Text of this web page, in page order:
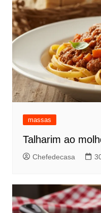
massas
Talharim ao
Chefedecasa